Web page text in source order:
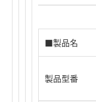
■製品名
製品型番